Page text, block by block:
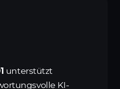
unterstützt
KI-